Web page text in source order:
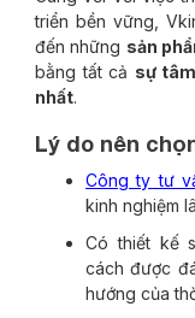
triển bền vững,
đến những sản
bằng tất cả sự
nhất.
Lý do nên
Công ty tư
kinh nghiệm
Có thiết kế
cách được
hướng của